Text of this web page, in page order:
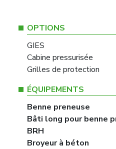
OPTIONS
GIES
Cabine pressurisée
Grilles de protection
ÉQUIPEMENTS
Benne preneuse
Bâti long pour benne
BRH
Broyeur à béton